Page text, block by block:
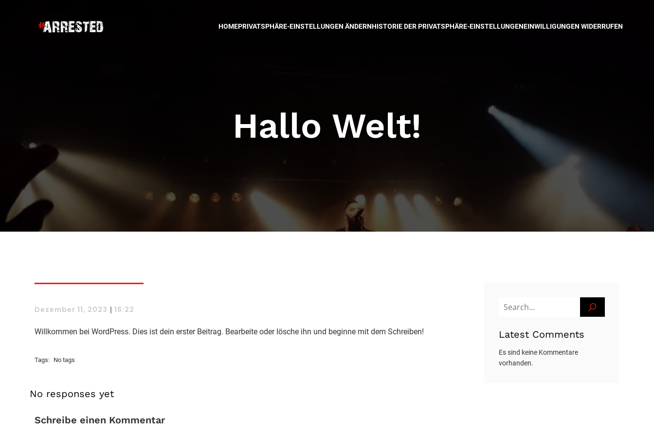
HOMEPRIVATSPHÄRE-EINSTELLUNGEN ÄNDERNHISTORIE DER PRIVATSPHÄRE-EINSTELLUNGENEINWILLIGUNGEN WIDERRUFEN
Hallo Welt!
Dezember 11, 2023 | 16:22
Willkommen bei WordPress. Dies ist dein erster Beitrag. Bearbeite oder lösche ihn und beginne mit dem Schreiben!
Tags: No tags
No responses yet
Schreibe einen Kommentar
Latest Comments
Es sind keine Kommentare
vorhanden.